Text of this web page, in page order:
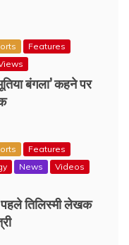
Features
बंगला’ कहने पर
Features
News
Videos
पहले तिलिस्मी लेखक